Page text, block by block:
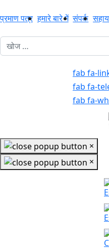
प्रमाण पत्र हमारे बारे में संपर्क
1
fab fa-
fab fa-
fab fa-
×
×